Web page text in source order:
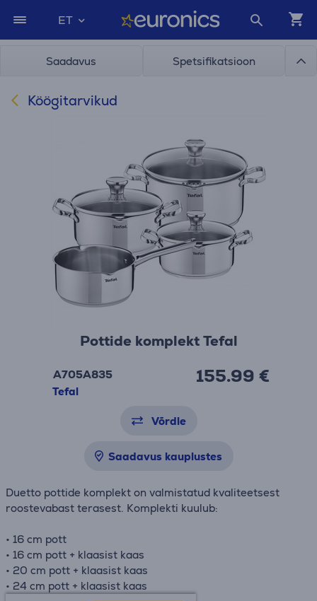
ET
Saadavus Spetsifikatsioon
Köögitarvikud
Pottide komplekt Tefal
A705A835
Tefal
155.99 €
Võrdle
Saadavus kauplustes
Duetto pottide komplekt on valmistatud kvaliteetsest
roostevabast terasest. Komplekti kuulub:
• 16 cm pott
• 16 cm pott + klaasist kaas
• 20 cm pott + klaasist kaas
• 24 cm pott + klaasist kaas